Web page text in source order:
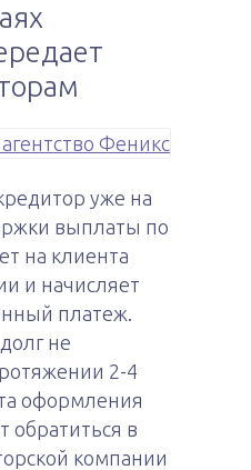
уже на
выплаты по
на клиента
и начисляет
платеж.
не
2-4
оформления
обратиться в
компании